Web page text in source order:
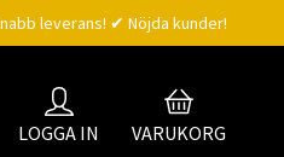
leverans! ✔ Nöjda kunder!
LOGGA IN VARUKORG